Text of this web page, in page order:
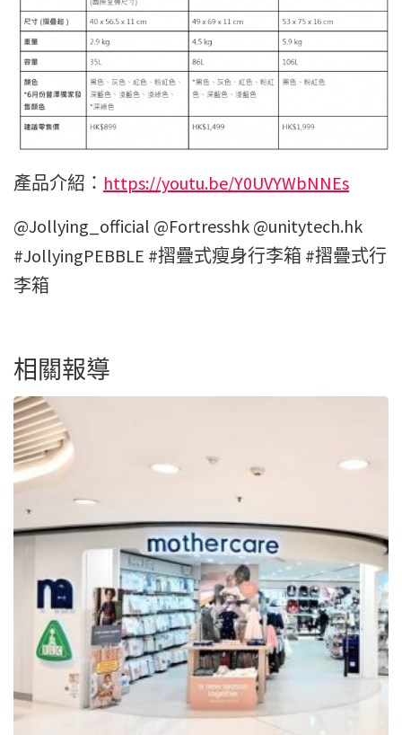
產品介紹： https://youtu.be/Y0UVYWbNNEs
@Jollying_official @Fortresshk @unitytech.hk
#JollyingPEBBLE #摺疊式瘦身行李箱 #摺疊式行
李箱
相關報導